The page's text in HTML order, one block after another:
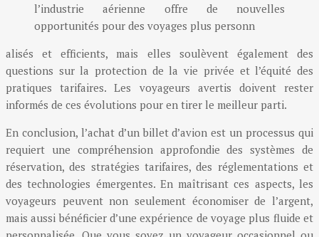
l’industrie aérienne offre de nouvelles
opportunités pour des voyages plus personn
alisés et efficients, mais elles soulèvent également des
questions sur la protection de la vie privée et l’équité des
pratiques tarifaires. Les voyageurs avertis doivent rester
informés de ces évolutions pour en tirer le meilleur parti.
En conclusion, l’achat d’un billet d’avion est un processus qui
requiert une compréhension approfondie des systèmes de
réservation, des stratégies tarifaires, des réglementations et
des technologies émergentes. En maîtrisant ces aspects, les
voyageurs peuvent non seulement économiser de l’argent,
mais aussi bénéficier d’une expérience de voyage plus fluide et